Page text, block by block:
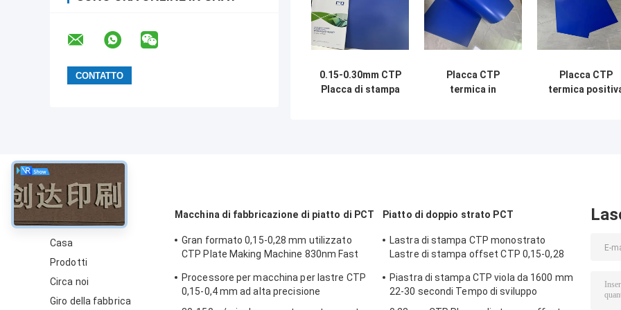
0.15-0.30mm CTP
Placca di stampa
Placca CTP
termica in
Placca CTP
termica
Casa
Prodotti
Circa noi
Giro della fabbrica
Macchina di fabbricazione di piatto di PCT
Gran formato 0,15-0,28 mm utilizzato
CTP Plate Making Machine 830nm Fast
Processore per macchina per lastre CTP
0,15-0,4 mm ad alta precisione
Piatto di doppio strato PCT
Lastra di stampa CTP monostrato
Lastre di stampa offset CTP 0,15-0,28
Piastra di stampa CTP viola da 1600 mm
22-30 secondi Tempo di sviluppo